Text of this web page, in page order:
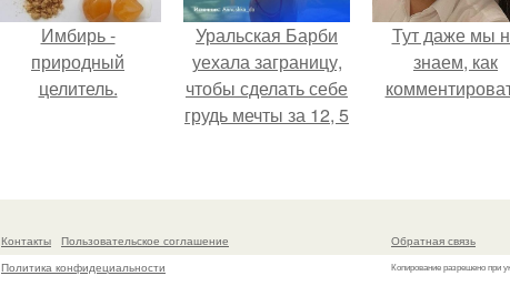
Имбирь -
природный
целитель.
Уральская Барби
уехала заграницу,
чтобы сделать себе
грудь мечты за 12, 5
Тут даже мы
знаем, как
Контакты
Пользовательское соглашение
Политика конфидециальности
Обратная связь
Копирование разрешено при